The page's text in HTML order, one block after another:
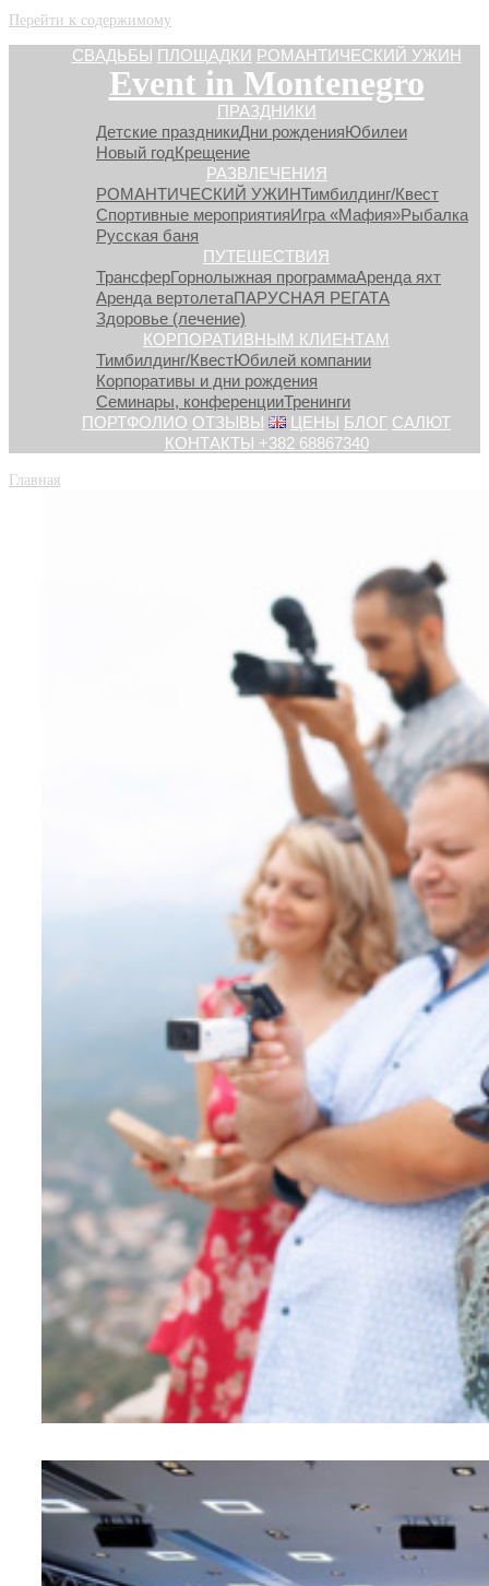
Перейти к содержимому
СВАДЬБЫ ПЛОЩАДКИ РОМАНТИЧЕСКИЙ УЖИН
Event in Montenegro
ПРАЗДНИКИ
Детские праздникиДни рожденияЮбилеи
Новый годКрещение
РАЗВЛЕЧЕНИЯ
РОМАНТИЧЕСКИЙ УЖИНТимбилдинг/Квест
Спортивные мероприятияИгра «Мафия»Рыбалка
Русская баня
ПУТЕШЕСТВИЯ
ТрансферГорнолыжная программаАренда яхт
Аренда вертолетаПАРУСНАЯ РЕГАТА
Здоровье (лечение)
КОРПОРАТИВНЫМ КЛИЕНТАМ
Тимбилдинг/КвестЮбилей компании
Корпоративы и дни рождения
Семинары, конференцииТренинги
ПОРТФОЛИО ОТЗЫВЫ ЦЕНЫ БЛОГ САЛЮТ
КОНТАКТЫ +382 68867340
Главная